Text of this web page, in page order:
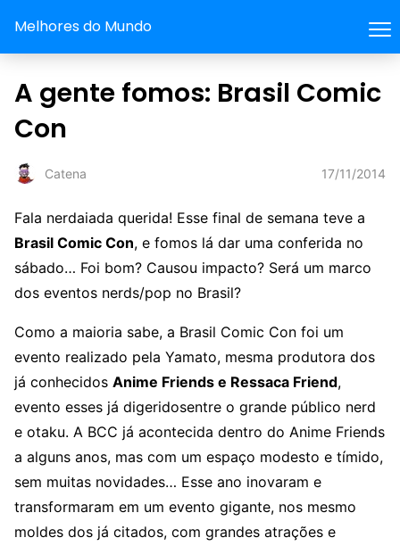
Melhores do Mundo
A gente fomos: Brasil Comic
Con
Catena 17/11/2014
Fala nerdaiada querida! Esse final de semana teve a
Brasil Comic Con, e fomos lá dar uma conferida no
sábado… Foi bom? Causou impacto? Será um marco
dos eventos nerds/pop no Brasil?
Como a maioria sabe, a Brasil Comic Con foi um
evento realizado pela Yamato, mesma produtora dos
já conhecidos Anime Friends e Ressaca Friend,
evento esses já digeridosentre o grande público nerd
e otaku. A BCC já acontecida dentro do Anime Friends
a alguns anos, mas com um espaço modesto e tímido,
sem muitas novidades… Esse ano inovaram e
transformaram em um evento gigante, nos mesmo
moldes dos já citados, com grandes atrações e